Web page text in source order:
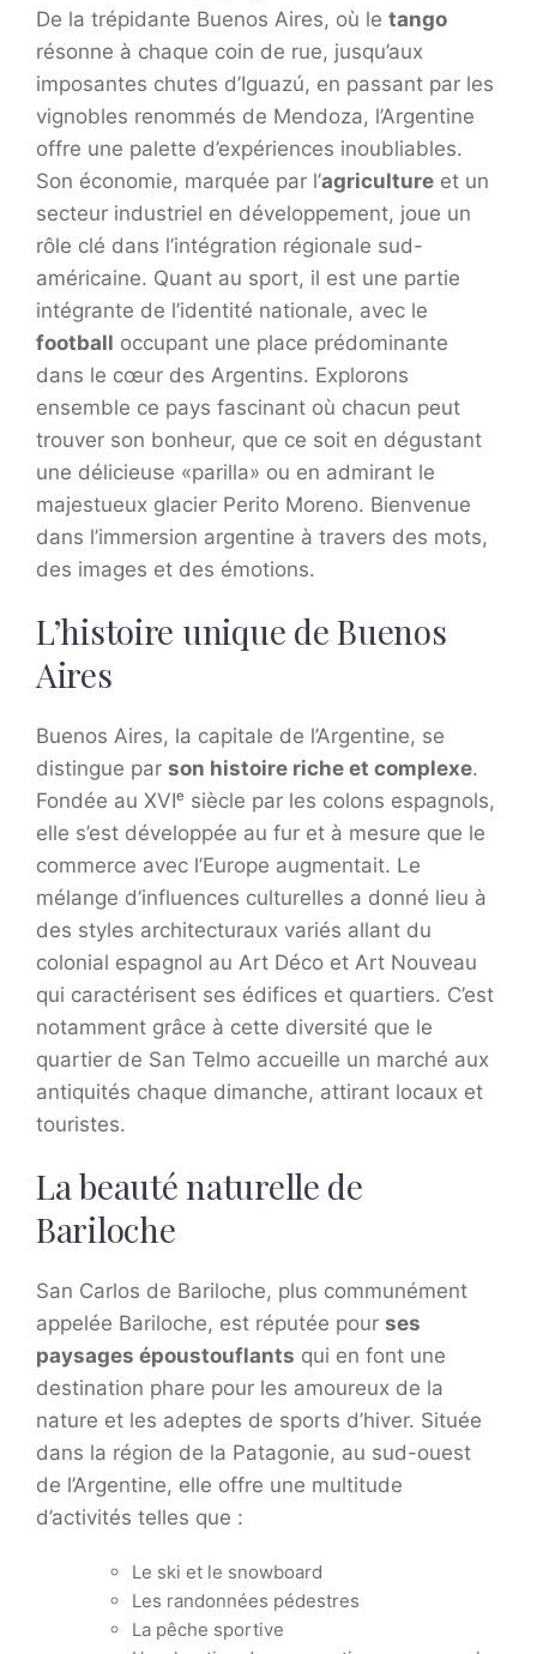
De la trépidante Buenos Aires, où le tango
résonne à chaque coin de rue, jusqu’aux
imposantes chutes d’Iguazú, en passant par les
vignobles renommés de Mendoza, l’Argentine
offre une palette d’expériences inoubliables.
Son économie, marquée par l’agriculture et un
secteur industriel en développement, joue un
rôle clé dans l’intégration régionale sud-
américaine. Quant au sport, il est une partie
intégrante de l’identité nationale, avec le
football occupant une place prédominante
dans le cœur des Argentins. Explorons
ensemble ce pays fascinant où chacun peut
trouver son bonheur, que ce soit en dégustant
une délicieuse «parilla» ou en admirant le
majestueux glacier Perito Moreno. Bienvenue
dans l’immersion argentine à travers des mots,
des images et des émotions.
L’histoire unique de Buenos
Aires
Buenos Aires, la capitale de l’Argentine, se
distingue par son histoire riche et complexe.
Fondée au XVIᵉ siècle par les colons espagnols,
elle s’est développée au fur et à mesure que le
commerce avec l’Europe augmentait. Le
mélange d’influences culturelles a donné lieu à
des styles architecturaux variés allant du
colonial espagnol au Art Déco et Art Nouveau
qui caractérisent ses édifices et quartiers. C’est
notamment grâce à cette diversité que le
quartier de San Telmo accueille un marché aux
antiquités chaque dimanche, attirant locaux et
touristes.
La beauté naturelle de
Bariloche
San Carlos de Bariloche, plus communément
appelée Bariloche, est réputée pour ses
paysages époustouflants qui en font une
destination phare pour les amoureux de la
nature et les adeptes de sports d’hiver. Située
dans la région de la Patagonie, au sud-ouest
de l’Argentine, elle offre une multitude
d’activités telles que :
Le ski et le snowboard
Les randonnées pédestres
La pêche sportive